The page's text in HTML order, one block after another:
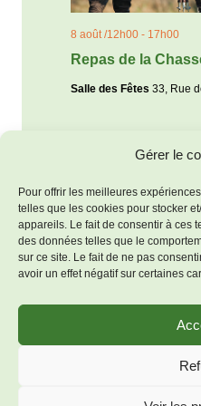
Gérer le
Pour offrir les meilleures
telles que les cookies pour stocker
appareils. Le fait de consentir à ces
des données telles que le
sur ce site. Le fait de ne pas
avoir un effet négatif sur certaines
Repas de la
8 août /12h00 - 17h00
Salle des Fêtes 33, Rue
S’abonner
© 2026 Bienvenue à